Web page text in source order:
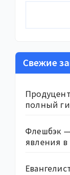
Свежие
полный
Флешбэк —
явления